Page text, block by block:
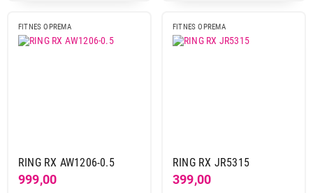
FITNES OPREMA
RING RX AW1206-0.5
999,00
FITNES OPREMA
RING RX JR5315
399,00